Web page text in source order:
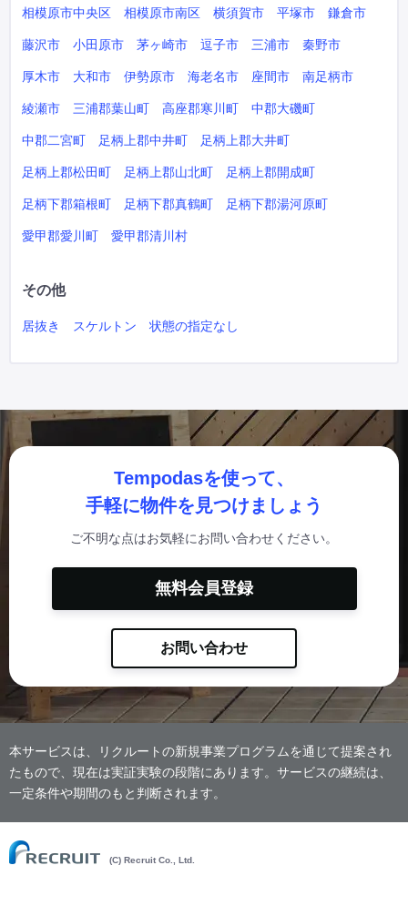
相模原市中央区 相模原市南区 横須賀市 平塚市 鎌倉市
藤沢市 小田原市 茅ヶ崎市 逗子市 三浦市 秦野市
厚木市 大和市 伊勢原市 海老名市 座間市 南足柄市
綾瀬市 三浦郡葉山町 高座郡寒川町 中郡大磯町
中郡二宮町 足柄上郡中井町 足柄上郡大井町
足柄上郡松田町 足柄上郡山北町 足柄上郡開成町
足柄下郡箱根町 足柄下郡真鶴町 足柄下郡湯河原町
愛甲郡愛川町 愛甲郡清川村
その他
居抜き スケルトン 状態の指定なし
Tempodasを使って、
手軽に物件を見つけましょう
ご不明な点はお気軽にお問い合わせください。
無料会員登録
お問い合わせ
本サービスは、リクルートの新規事業プログラムを通じて提案され
たもので、現在は実証実験の段階にあります。サービスの継続は、
一定条件や期間のもと判断されます。
(C) Recruit Co., Ltd.